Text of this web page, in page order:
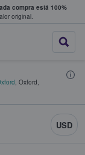
compra está 100%
original.
donde
, Oxford,
USD